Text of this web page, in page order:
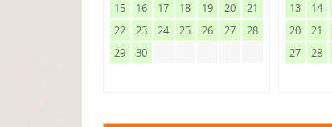
15
16 17 18 19 20
21
22
23 24 25 26 27
28
29
30
13
14
20
21
27
28